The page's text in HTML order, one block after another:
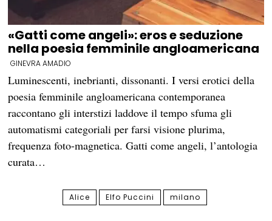
«Gatti come angeli»: eros e seduzione
nella poesia femminile angloamericana
GINEVRA AMADIO
Luminescenti, inebrianti, dissonanti. I versi erotici della
poesia femminile angloamericana contemporanea
raccontano gli interstizi laddove il tempo sfuma gli
automatismi categoriali per farsi visione plurima,
frequenza foto-magnetica. Gatti come angeli, l’antologia
curata…
Alice Elfo Puccini milano